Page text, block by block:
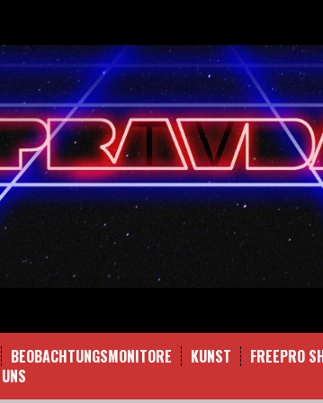
BEOBACHTUNGSMONITORE KUNST FREEPRO